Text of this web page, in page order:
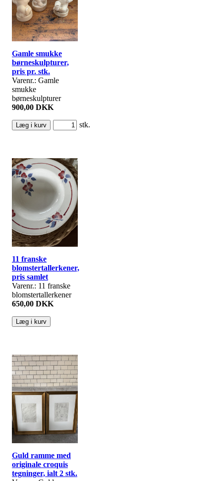
Gamle smukke
børneskulpturer,
pris pr. stk.
Varenr.: Gamle
smukke
børneskulpturer
900,00 DKK
stk.
11 franske
blomstertallerkener,
pris samlet
Varenr.: 11 franske
blomstertallerkener
650,00 DKK
Guld ramme med
originale croquis
tegninger, ialt 2 stk.